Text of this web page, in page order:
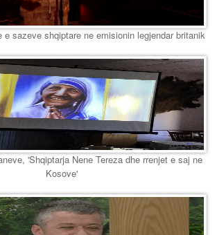
e sazeve shqiptare ne emisionin legjendar britanik
'Shqiptarja Nene Tereza dhe rrenjet e saj ne
Kosove'